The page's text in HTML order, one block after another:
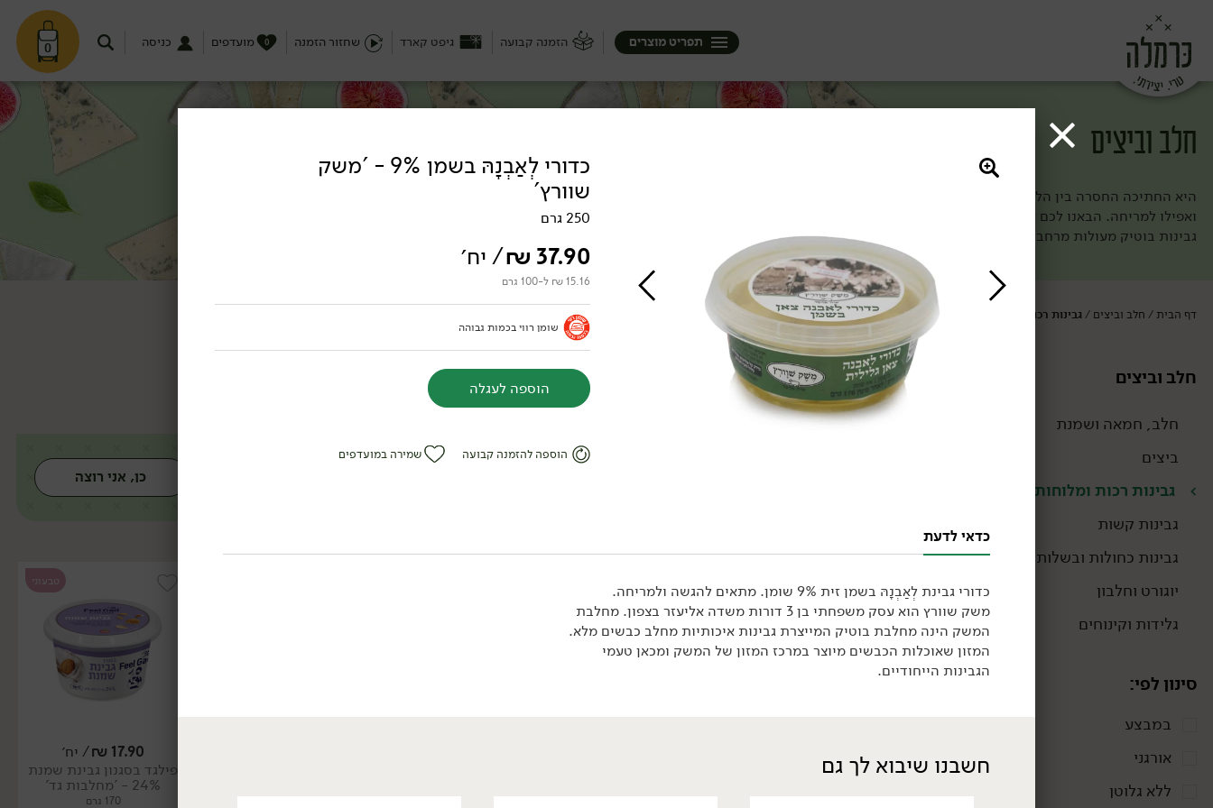
0 הזמנה קבועה גיפט קארד שחזור הזמנה מועדפים 0 כניסה תפריט מוצרים
חלב וביצים
היא החתיכה החסרה בין הלחם לירקות (וגם הולכת מעולה עם פרי מתוק), היא יכולה להיות קשה או רק חצי ...
ואפילו למריחה. הבאנו לכם את מיטב הגבינות ומוצרי החלב מחוות הבופאלו בבצרון, ממשק שוורץ בצפון וגם
גבינות בוטיק מעולות מרחבי העולם. ככה אף פעם לא תחסר לכם חתיכה :)
דף הבית / חלב וביצים /גבינות רכות ומלוחות
חלב וביצים
חלב, חמאה ושמנת
ביצים
גבינות רכות ומלוחות
גבינות קשות
גבינות כחולות ובשלות
יוגורט וחלבון
גלידות וקינוחים
סינון לפי:
במבצע
אורגני
ללא גלוטן
גבינות רכות ומלוחות
מבצע: גבינות בורסאן ב- 22.90 ₪ >> כן, אני רוצה
גבינת מסקרפונה איטלקית
טבעוני
17.90
₪/ יח׳
פילגד בסגנון גבינת שמנת
24% - 'מחלבות גד'
170 גרם
כדורי לְאַבְנָהּ בשמן 9% - 'משק
שוורץ'
250 גרם
37.90
₪/ יח׳
15.16 ₪ ל-100 גרם
שומן רווי בכמות גבוהה
הוספה לעגלה
הוספה להזמנה קבועה שמירה במועדפים
כדאי לדעת
כדורי גבינת לְאַבְנָהּ בשמן זית 9% שומן. מתאים להגשה ולמריחה.
משק שוורץ הוא עסק משפחתי בן 3 דורות משדה אליעזר בצפון. מחלבת
המשק הינה מחלבת בוטיק המייצרת גבינות איכותיות מחלב כבשים מלא.
המזון שאוכלות הכבשים מיוצר במרכז המזון של המשק ומכאן טעמי
הגבינות הייחודיים.
חשבנו שיבוא לך גם